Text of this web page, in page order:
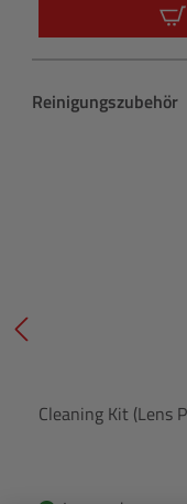
Produktgalerie
Reinigungszubehör
Cleaning Kit (Lens